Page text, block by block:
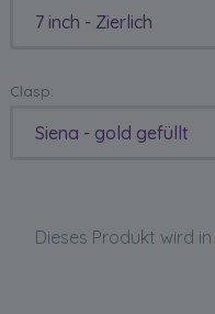
7 inch - Zierlich
Clasp:
Siena - gold gefüllt
Dieses Produkt wird